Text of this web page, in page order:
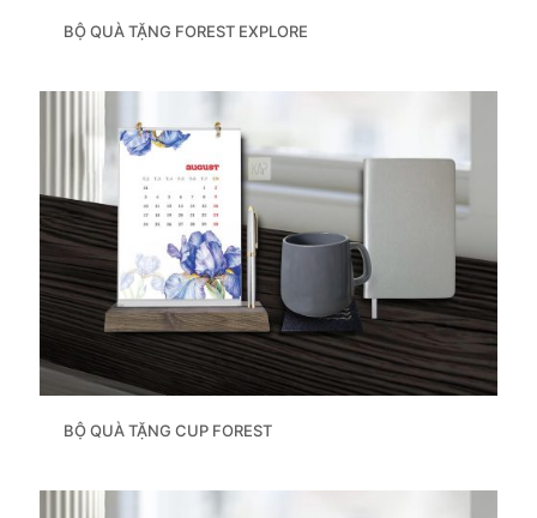
BỘ QUÀ TẶNG FOREST EXPLORE
BỘ QUÀ TẶNG CUP FOREST